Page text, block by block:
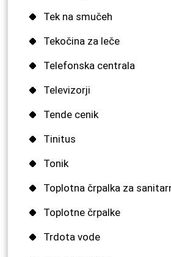
Tek na smučeh
Tekočina za leče
Telefonska centrala
Televizorji
Tende cenik
Tinitus
Tonik
Toplotna črpalka za
Toplotne črpalke
Trdota vode